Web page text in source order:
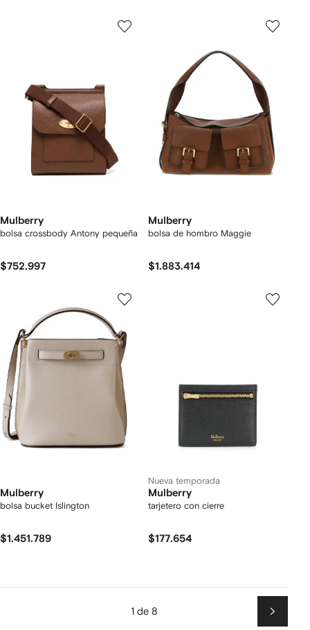
Mulberry
bolsa crossbody Antony pequeña
$752.997
Mulberry
bolsa de hombro Maggie
$1.883.414
Mulberry
bolsa bucket Islington
$1.451.789
Nueva temporada
Mulberry
tarjetero con cierre
$177.654
1 de 8